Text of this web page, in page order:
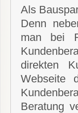
Als
Denn
man bei
direkten
Webseite
Beratung